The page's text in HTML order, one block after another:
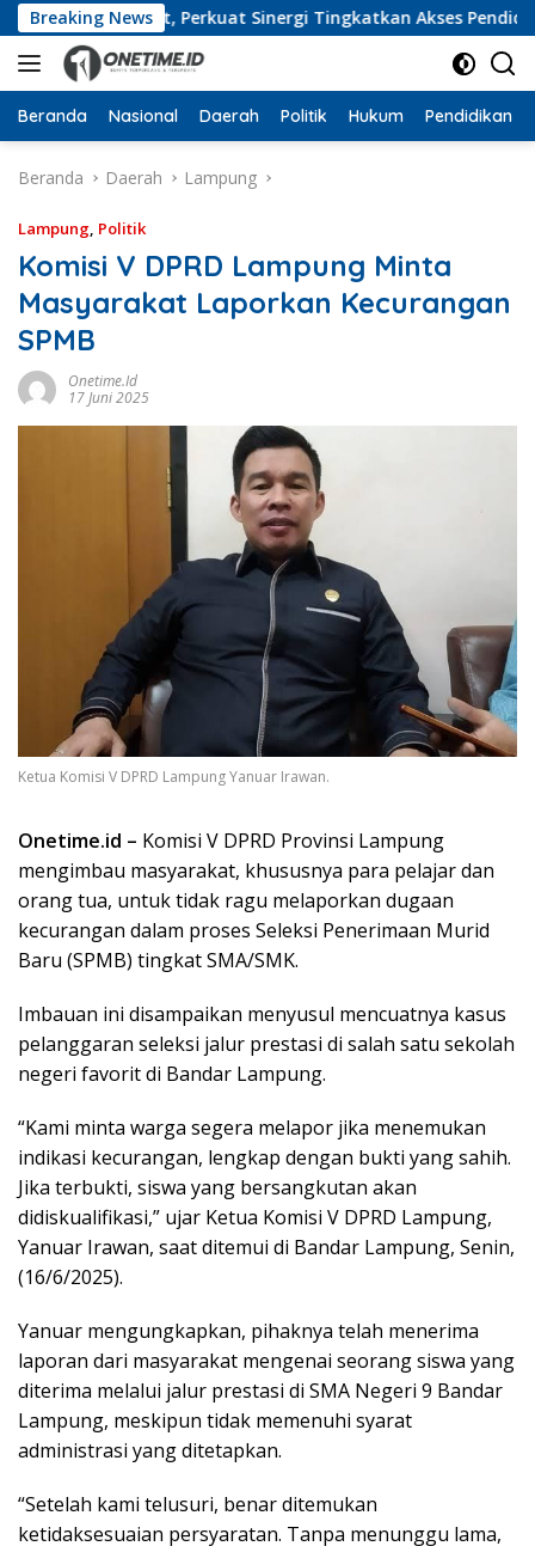
Langsung
ke
konten
Breaking News
Barat, Perkuat Sinergi Tingkatkan Akses Pendidikan
Beranda Nasional Daerah Politik Hukum Pendidikan
Beranda Daerah Lampung
Lampung, Politik
Komisi V DPRD Lampung Minta
Masyarakat Laporkan Kecurangan
SPMB
Onetime.id
17 Juni 2025
Ketua Komisi V DPRD Lampung Yanuar Irawan.
Onetime.id – Komisi V DPRD Provinsi Lampung
mengimbau masyarakat, khususnya para pelajar dan
orang tua, untuk tidak ragu melaporkan dugaan
kecurangan dalam proses Seleksi Penerimaan Murid
Baru (SPMB) tingkat SMA/SMK.
Imbauan ini disampaikan menyusul mencuatnya kasus
pelanggaran seleksi jalur prestasi di salah satu sekolah
negeri favorit di Bandar Lampung.
“Kami minta warga segera melapor jika menemukan
indikasi kecurangan, lengkap dengan bukti yang sahih.
Jika terbukti, siswa yang bersangkutan akan
didiskualifikasi,” ujar Ketua Komisi V DPRD Lampung,
Yanuar Irawan, saat ditemui di Bandar Lampung, Senin,
(16/6/2025).
Yanuar mengungkapkan, pihaknya telah menerima
laporan dari masyarakat mengenai seorang siswa yang
diterima melalui jalur prestasi di SMA Negeri 9 Bandar
Lampung, meskipun tidak memenuhi syarat
administrasi yang ditetapkan.
“Setelah kami telusuri, benar ditemukan
ketidaksesuaian persyaratan. Tanpa menunggu lama,